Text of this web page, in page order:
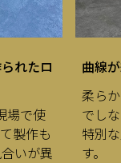
れたロ
場で使
製作も
いが異
曲線
柔ら
でし
特別
す。